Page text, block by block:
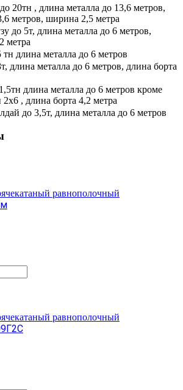
20тн , длина металла до 13,6 метров,
метров, ширина 2,5 метра
до 5т, длина металла до 6 метров,
метра
тн длина металла до 6 метров
длина металла до 6 метров, длина борта
длина металла до 6 метров кроме
2х6 , длина борта 4,2 метра
до 3,5т, длина металла до 6 метров
равнополочный
равнополочный